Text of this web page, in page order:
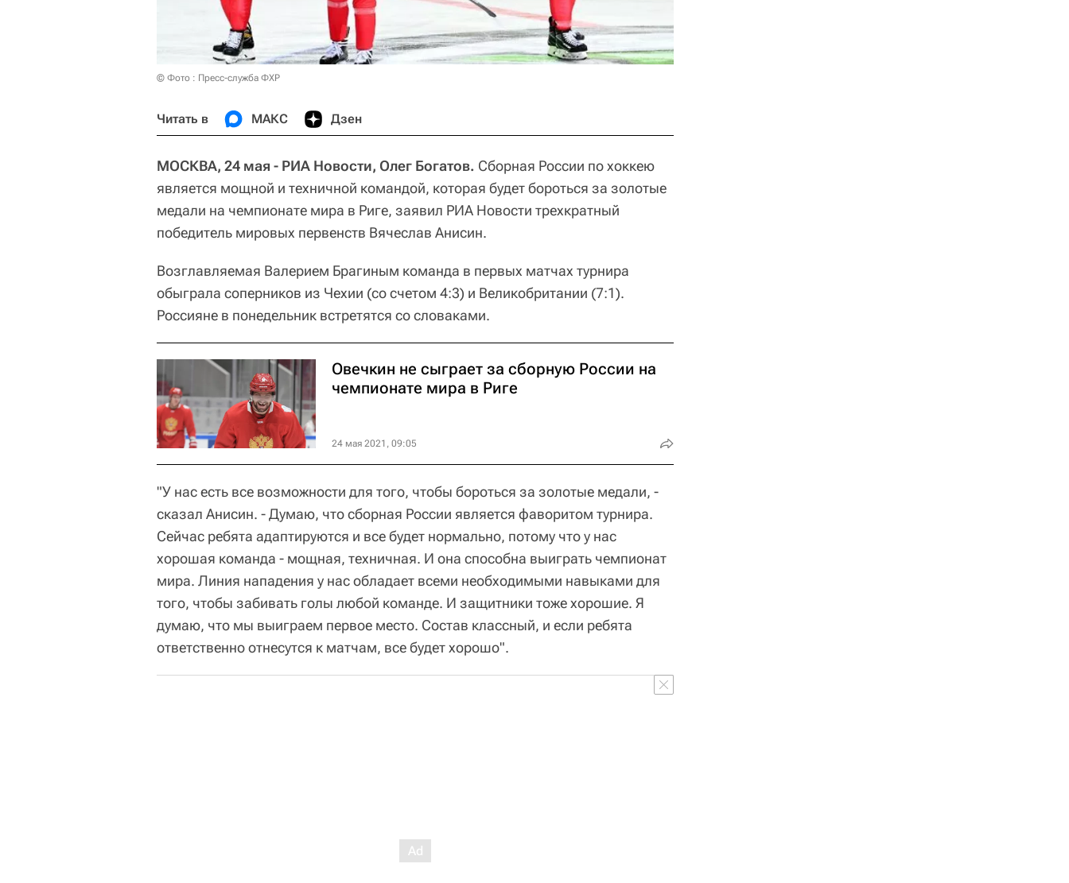
© Фото : Пресс-служба ФХР
Читать в МАКС Дзен
МОСКВА, 24 мая - РИА Новости, Олег Богатов. Сборная России по хоккею
является мощной и техничной командой, которая будет бороться за золотые
медали на чемпионате мира в Риге, заявил РИА Новости трехкратный
победитель мировых первенств Вячеслав Анисин.
Возглавляемая Валерием Брагиным команда в первых матчах турнира
обыграла соперников из Чехии (со счетом 4:3) и Великобритании (7:1).
Россияне в понедельник встретятся со словаками.
Овечкин не сыграет за сборную России на
чемпионате мира в Риге
24 мая 2021, 09:05
"У нас есть все возможности для того, чтобы бороться за золотые медали, -
сказал Анисин. - Думаю, что сборная России является фаворитом турнира.
Сейчас ребята адаптируются и все будет нормально, потому что у нас
хорошая команда - мощная, техничная. И она способна выиграть чемпионат
мира. Линия нападения у нас обладает всеми необходимыми навыками для
того, чтобы забивать голы любой команде. И защитники тоже хорошие. Я
думаю, что мы выиграем первое место. Состав классный, и если ребята
ответственно отнесутся к матчам, все будет хорошо".